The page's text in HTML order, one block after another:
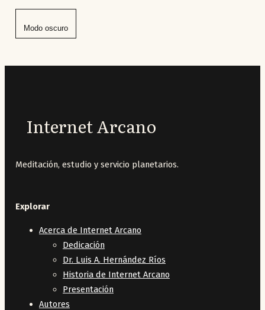
Modo oscuro
Internet Arcano
Meditación, estudio y servicio planetarios.
Explorar
Acerca de Internet Arcano
Dedicación
Dr. Luis A. Hernández Ríos
Historia de Internet Arcano
Presentación
Autores